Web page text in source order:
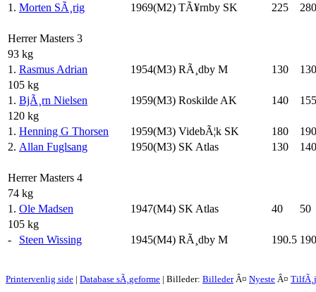
1. Morten SÃ¸rig 1969(M2) TÃ¥rnby SK 225 280
Herrer Masters 3
93 kg
1. Rasmus Adrian 1954(M3) RÃ¸dby M 130
130
105 kg
1. BjÃ¸rn Nielsen 1959(M3) Roskilde AK 140
155
120 kg
1. Henning G Thorsen 1959(M3) VidebÃ¦k SK 180
2. Allan Fuglsang 1950(M3) SK Atlas 130 140
Herrer Masters 4
74 kg
1. Ole Madsen 1947(M4) SK Atlas 40
50
105 kg
-
Steen Wissing 1945(M4) RÃ¸dby M 190.5
Printervenlig side | Database sÃ¸geforme | Billeder: BillederÂ¤ Nyeste Â¤ TilfÃ¸j